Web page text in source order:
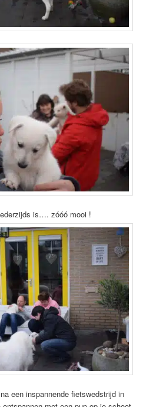
is…. zóóó mooi !
een inspannende fietswedstrijd in